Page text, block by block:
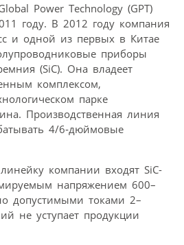
Power Technology (GPT)
году. В 2012 году компания
и одной из первых в Китае
приборы
(SiC). Она владеет
комплексом,
парке
Производственная линия
4/6‑дюймовые
компании входят SiC-
напряжением 600–
допустимыми токами 2–
не уступает продукции